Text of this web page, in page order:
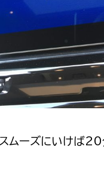
スムーズにいけば